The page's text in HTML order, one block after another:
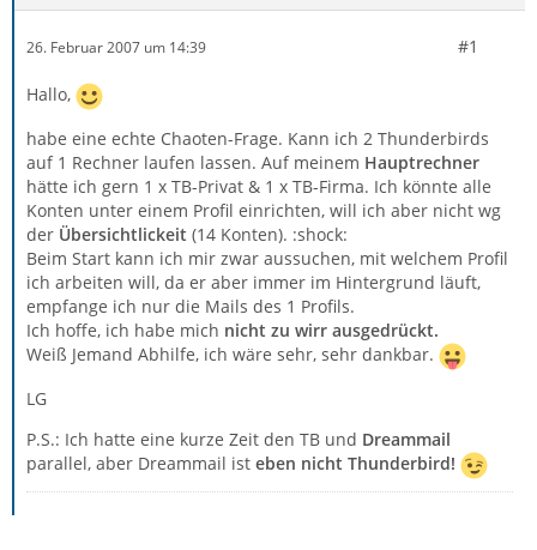
26. Februar 2007 um 14:39 #1
Hallo,
habe eine echte Chaoten-Frage. Kann ich 2 Thunderbirds
auf 1 Rechner laufen lassen. Auf meinem Hauptrechner
hätte ich gern 1 x TB-Privat & 1 x TB-Firma. Ich könnte alle
Konten unter einem Profil einrichten, will ich aber nicht wg
der Übersichtlickeit (14 Konten). :shock:
Beim Start kann ich mir zwar aussuchen, mit welchem Profil
ich arbeiten will, da er aber immer im Hintergrund läuft,
empfange ich nur die Mails des 1 Profils.
Ich hoffe, ich habe mich nicht zu wirr ausgedrückt.
Weiß Jemand Abhilfe, ich wäre sehr, sehr dankbar.
LG
P.S.: Ich hatte eine kurze Zeit den TB und Dreammail
parallel, aber Dreammail ist eben nicht Thunderbird!